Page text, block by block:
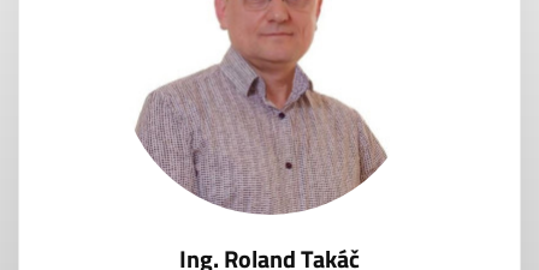
Ing. Roland Takáč